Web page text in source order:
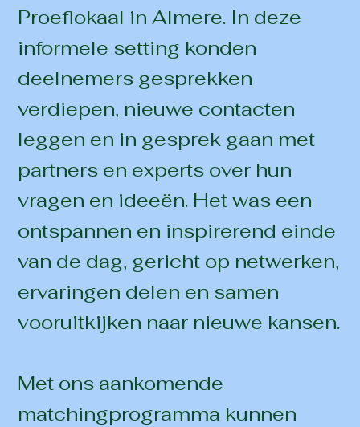
Proeflokaal in Almere. In deze
informele setting konden
deelnemers gesprekken
verdiepen, nieuwe contacten
leggen en in gesprek gaan met
partners en experts over hun
vragen en ideeën. Het was een
ontspannen en inspirerend einde
van de dag, gericht op netwerken,
ervaringen delen en samen
vooruitkijken naar nieuwe kansen.
Met ons aankomende
matchingprogramma kunnen